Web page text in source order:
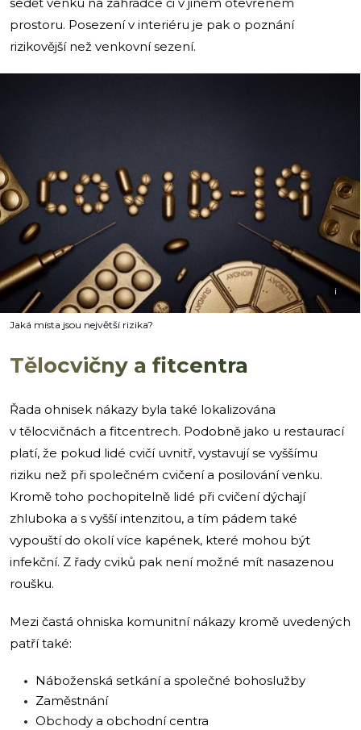
prostoru. Posezení v interiéru je pak o poznání
rizikovější než venkovní sezení.
i
Jaká místa jsou největší rizika?
Tělocvičny a fitcentra
Řada ohnisek nákazy byla také lokalizována
v tělocvičnách a fitcentrech. Podobně jako u restaurací
platí, že pokud lidé cvičí uvnitř, vystavují se vyššímu
riziku než při společném cvičení a posilování venku.
Kromě toho pochopitelně lidé při cvičení dýchají
zhluboka a s vyšší intenzitou, a tím pádem také
vypouští do okolí více kapének, které mohou být
infekční. Z řady cviků pak není možné mít nasazenou
roušku.
Mezi častá ohniska komunitní nákazy kromě uvedených
patří také:
Náboženská setkání a společné bohoslužby
Zaměstnání
Obchody a obchodní centra